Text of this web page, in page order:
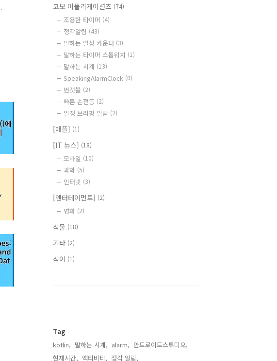
코모 어플리케이션즈 (74)
조용한 타이머 (4)
정각알림 (43)
말하는 일상 카운터 (3)
말하는 타이머 스톱워치 (1)
말하는 시계 (13)
SpeakingAlarmClock (0)
번갯불 (2)
빠른 손전등 (2)
일정 브리핑 알람 (2)
[애플] (1)
[IT 뉴스] (18)
모바일 (10)
과학 (5)
인터넷 (3)
[엔터테이먼트] (2)
영화 (2)
식물 (18)
기타 (2)
식이 (1)
Tag
kotlin, 말하는 시계, alarm, 안드로이드스튜디오,
현재시간, 액티비티, 정각 알림,